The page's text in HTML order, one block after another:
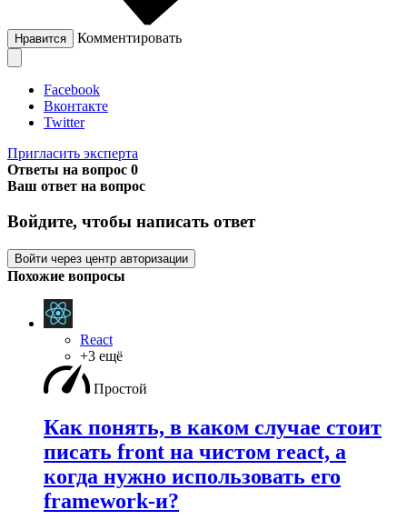
Нравится Комментировать
Facebook
Вконтакте
Twitter
Пригласить эксперта
Ответы на вопрос 0
Ваш ответ на вопрос
Войдите, чтобы написать ответ
Войти через центр авторизации
Похожие вопросы
React
+3 ещё
Простой
Как понять, в каком случае стоит
писать front на чистом react, а
когда нужно использовать его
framework-и?